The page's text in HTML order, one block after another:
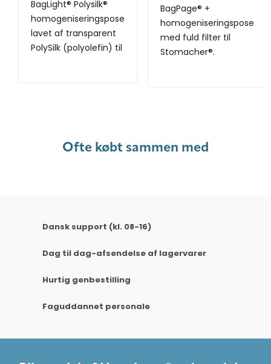
BagLight® Polysilk®
homogeniseringspose
lavet af transparent
PolySilk (polyolefin) til
BagPage® +
homogeniseringspose
med fuld filter til
Stomacher®.
Ofte købt sammen med
Dansk support (kl. 08-16)
Dag til dag-afsendelse af lagervarer
Hurtig genbestilling
Faguddannet personale